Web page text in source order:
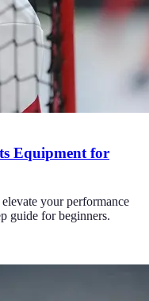
Equipment for
your performance
guide for beginners.